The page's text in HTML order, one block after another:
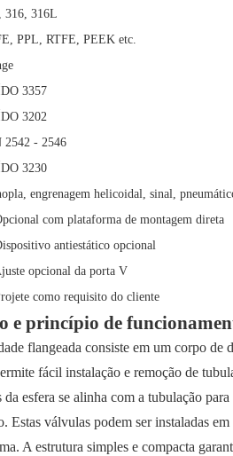
316, 316L
PPL, RTFE, PEEK etc.
3357
3202
2542 - 2546
3230
engrenagem helicoidal, sinal,
com plataforma de montagem direta
antiestático opcional
opcional da porta V
como requisito do cliente
e princípio de
flangeada consiste em um corpo de
fácil instalação e remoção de
da esfera se alinha com a tubulação
Estas válvulas podem ser instaladas
A estrutura simples e compacta